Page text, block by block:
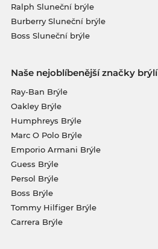
Ralph Sluneční brýle
Burberry Sluneční brýle
Boss Sluneční brýle
Naše nejoblíbenější značky brýlí
Ray-Ban Brýle
Oakley Brýle
Humphreys Brýle
Marc O Polo Brýle
Emporio Armani Brýle
Guess Brýle
Persol Brýle
Boss Brýle
Tommy Hilfiger Brýle
Carrera Brýle